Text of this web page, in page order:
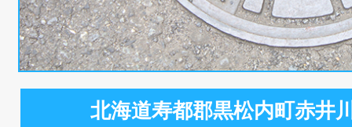
北海道寿都郡黒松内町赤井